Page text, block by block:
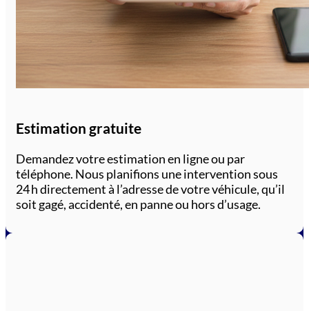
Estimation gratuite
Demandez votre estimation en ligne ou par
téléphone. Nous planifions une intervention sous
24 h directement à l’adresse de votre véhicule, qu’il
soit gagé, accidenté, en panne ou hors d’usage.